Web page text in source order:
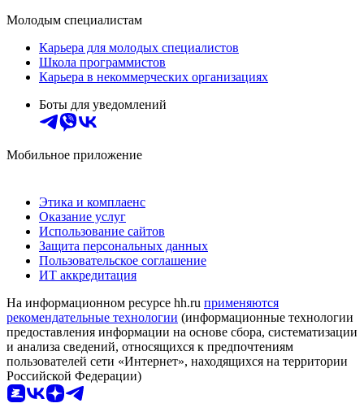
Молодым специалистам
Карьера для молодых специалистов
Школа программистов
Карьера в некоммерческих организациях
Боты для уведомлений
Мобильное приложение
Этика и комплаенс
Оказание услуг
Использование сайтов
Защита персональных данных
Пользовательское соглашение
ИТ аккредитация
На информационном ресурсе hh.ru применяются
рекомендательные технологии (информационные технологии
предоставления информации на основе сбора, систематизации
и анализа сведений, относящихся к предпочтениям
пользователей сети «Интернет», находящихся на территории
Российской Федерации)